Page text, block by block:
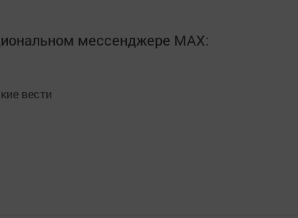
мессенджере MАХ:
вести